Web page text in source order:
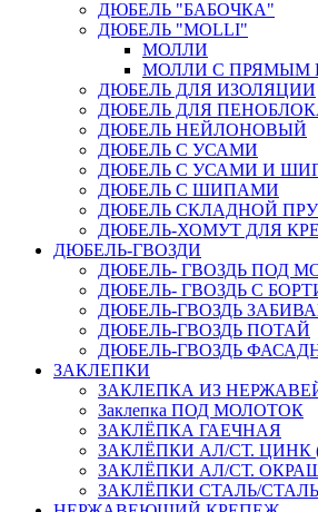
ДЮБЕЛЬ "БАБОЧКА"
ДЮБЕЛЬ "МOLLI"
МОЛЛИ
МОЛЛИ С ПРЯМЫМ
ДЮБЕЛЬ ДЛЯ ИЗОЛЯЦИИ
ДЮБЕЛЬ ДЛЯ
ДЮБЕЛЬ НЕЙЛОНОВЫЙ
ДЮБЕЛЬ С УСАМИ
ДЮБЕЛЬ С УСАМИ И
ДЮБЕЛЬ С ШИПАМИ
ДЮБЕЛЬ СКЛАДНОЙ
ДЮБЕЛЬ-ХОМУТ ДЛЯ
ДЮБЕЛЬ-ГВОЗДИ
ДЮБЕЛЬ- ГВОЗДЬ ПОД
ДЮБЕЛЬ- ГВОЗДЬ С
ДЮБЕЛЬ-ГВОЗДЬ
ДЮБЕЛЬ-ГВОЗДЬ ПОТАЙ
ДЮБЕЛЬ-ГВОЗДЬ
ЗАКЛЕПКИ
ЗАКЛЕПКА ИЗ
Заклепка ПОД МОЛОТОК
ЗАКЛЁПКА ГАЕЧНАЯ
ЗАКЛЁПКИ АЛ/СТ. ЦИНК
ЗАКЛЁПКИ АЛ/СТ.
ЗАКЛЁПКИ СТАЛЬ/СТАЛЬ